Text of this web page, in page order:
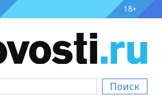
18+
Поиск